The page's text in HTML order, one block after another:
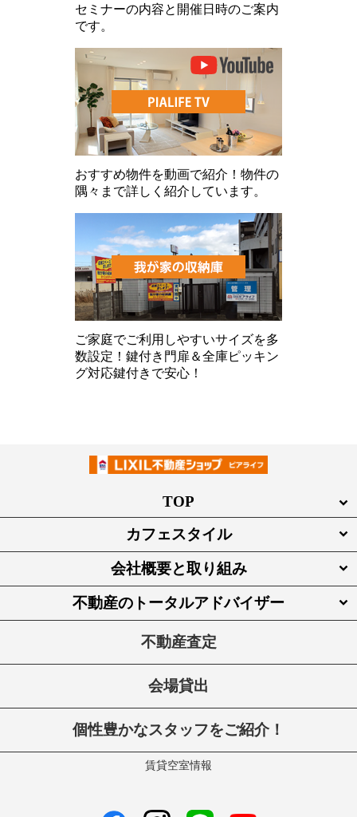
セミナーの内容と開催日時のご案内
です。
おすすめ物件を動画で紹介！物件の
隅々まで詳しく紹介しています。
ご家庭でご利用しやすいサイズを多
数設定！鍵付き門扉＆全庫ピッキン
グ対応鍵付きで安心！
TOP
カフェスタイル
会社概要と取り組み
不動産のトータルアドバイザー
不動産査定
会場貸出
個性豊かなスタッフをご紹介！
賃貸空室情報